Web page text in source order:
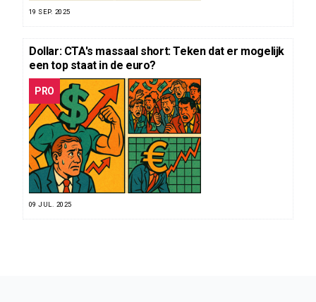
19 SEP. 2025
Dollar: CTA's massaal short: Teken dat er mogelijk
een top staat in de euro?
PRO
09 JUL. 2025